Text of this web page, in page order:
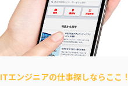
ITエンジニアの仕事探しならここ！